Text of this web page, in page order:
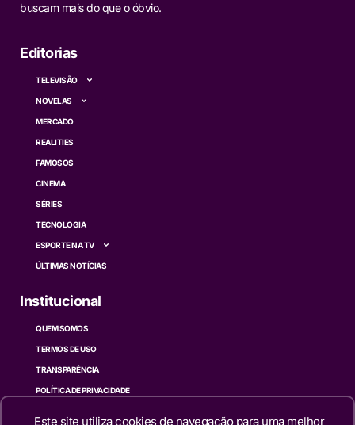
buscam mais do que o óbvio.
Editorias
TELEVISÃO
NOVELAS
MERCADO
REALITIES
FAMOSOS
CINEMA
SÉRIES
TECNOLOGIA
ESPORTE NA TV
ÚLTIMAS NOTÍCIAS
Institucional
QUEM SOMOS
TERMOS DE USO
TRANSPARÊNCIA
POLÍTICA DE PRIVACIDADE
Este site utiliza cookies de navegação para uma melhor